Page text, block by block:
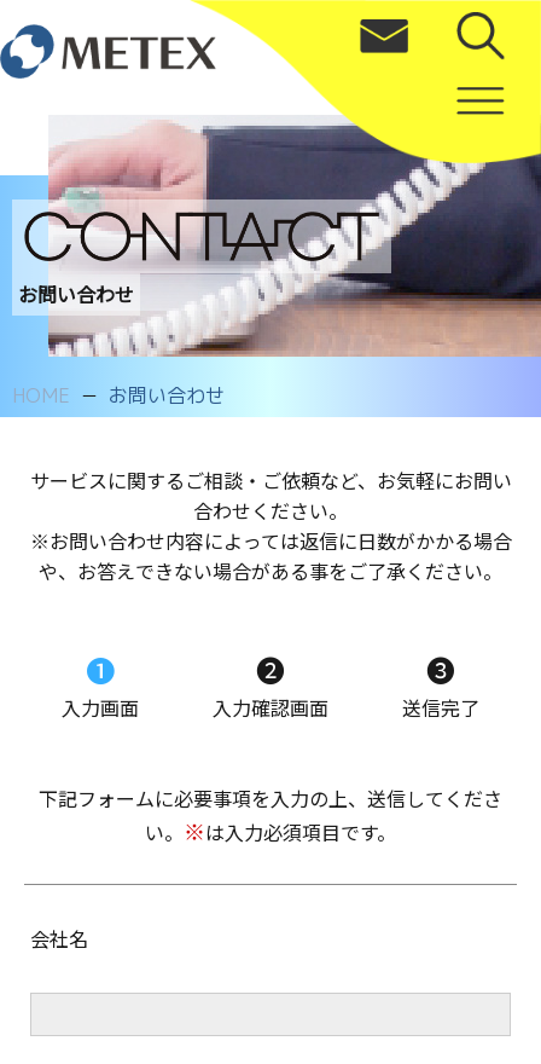
お問い合わせ
HOME お問い合わせ
サービスに関するご相談・ご依頼など、お気軽にお問い
合わせください。
※お問い合わせ内容によっては返信に日数がかかる場合
や、お答えできない場合がある事をご了承ください。
❶
入力画面
❷
入力確認画面
❸
送信完了
下記フォームに必要事項を入力の上、送信してくださ
い。 ※は入力必須項目です。
会社名